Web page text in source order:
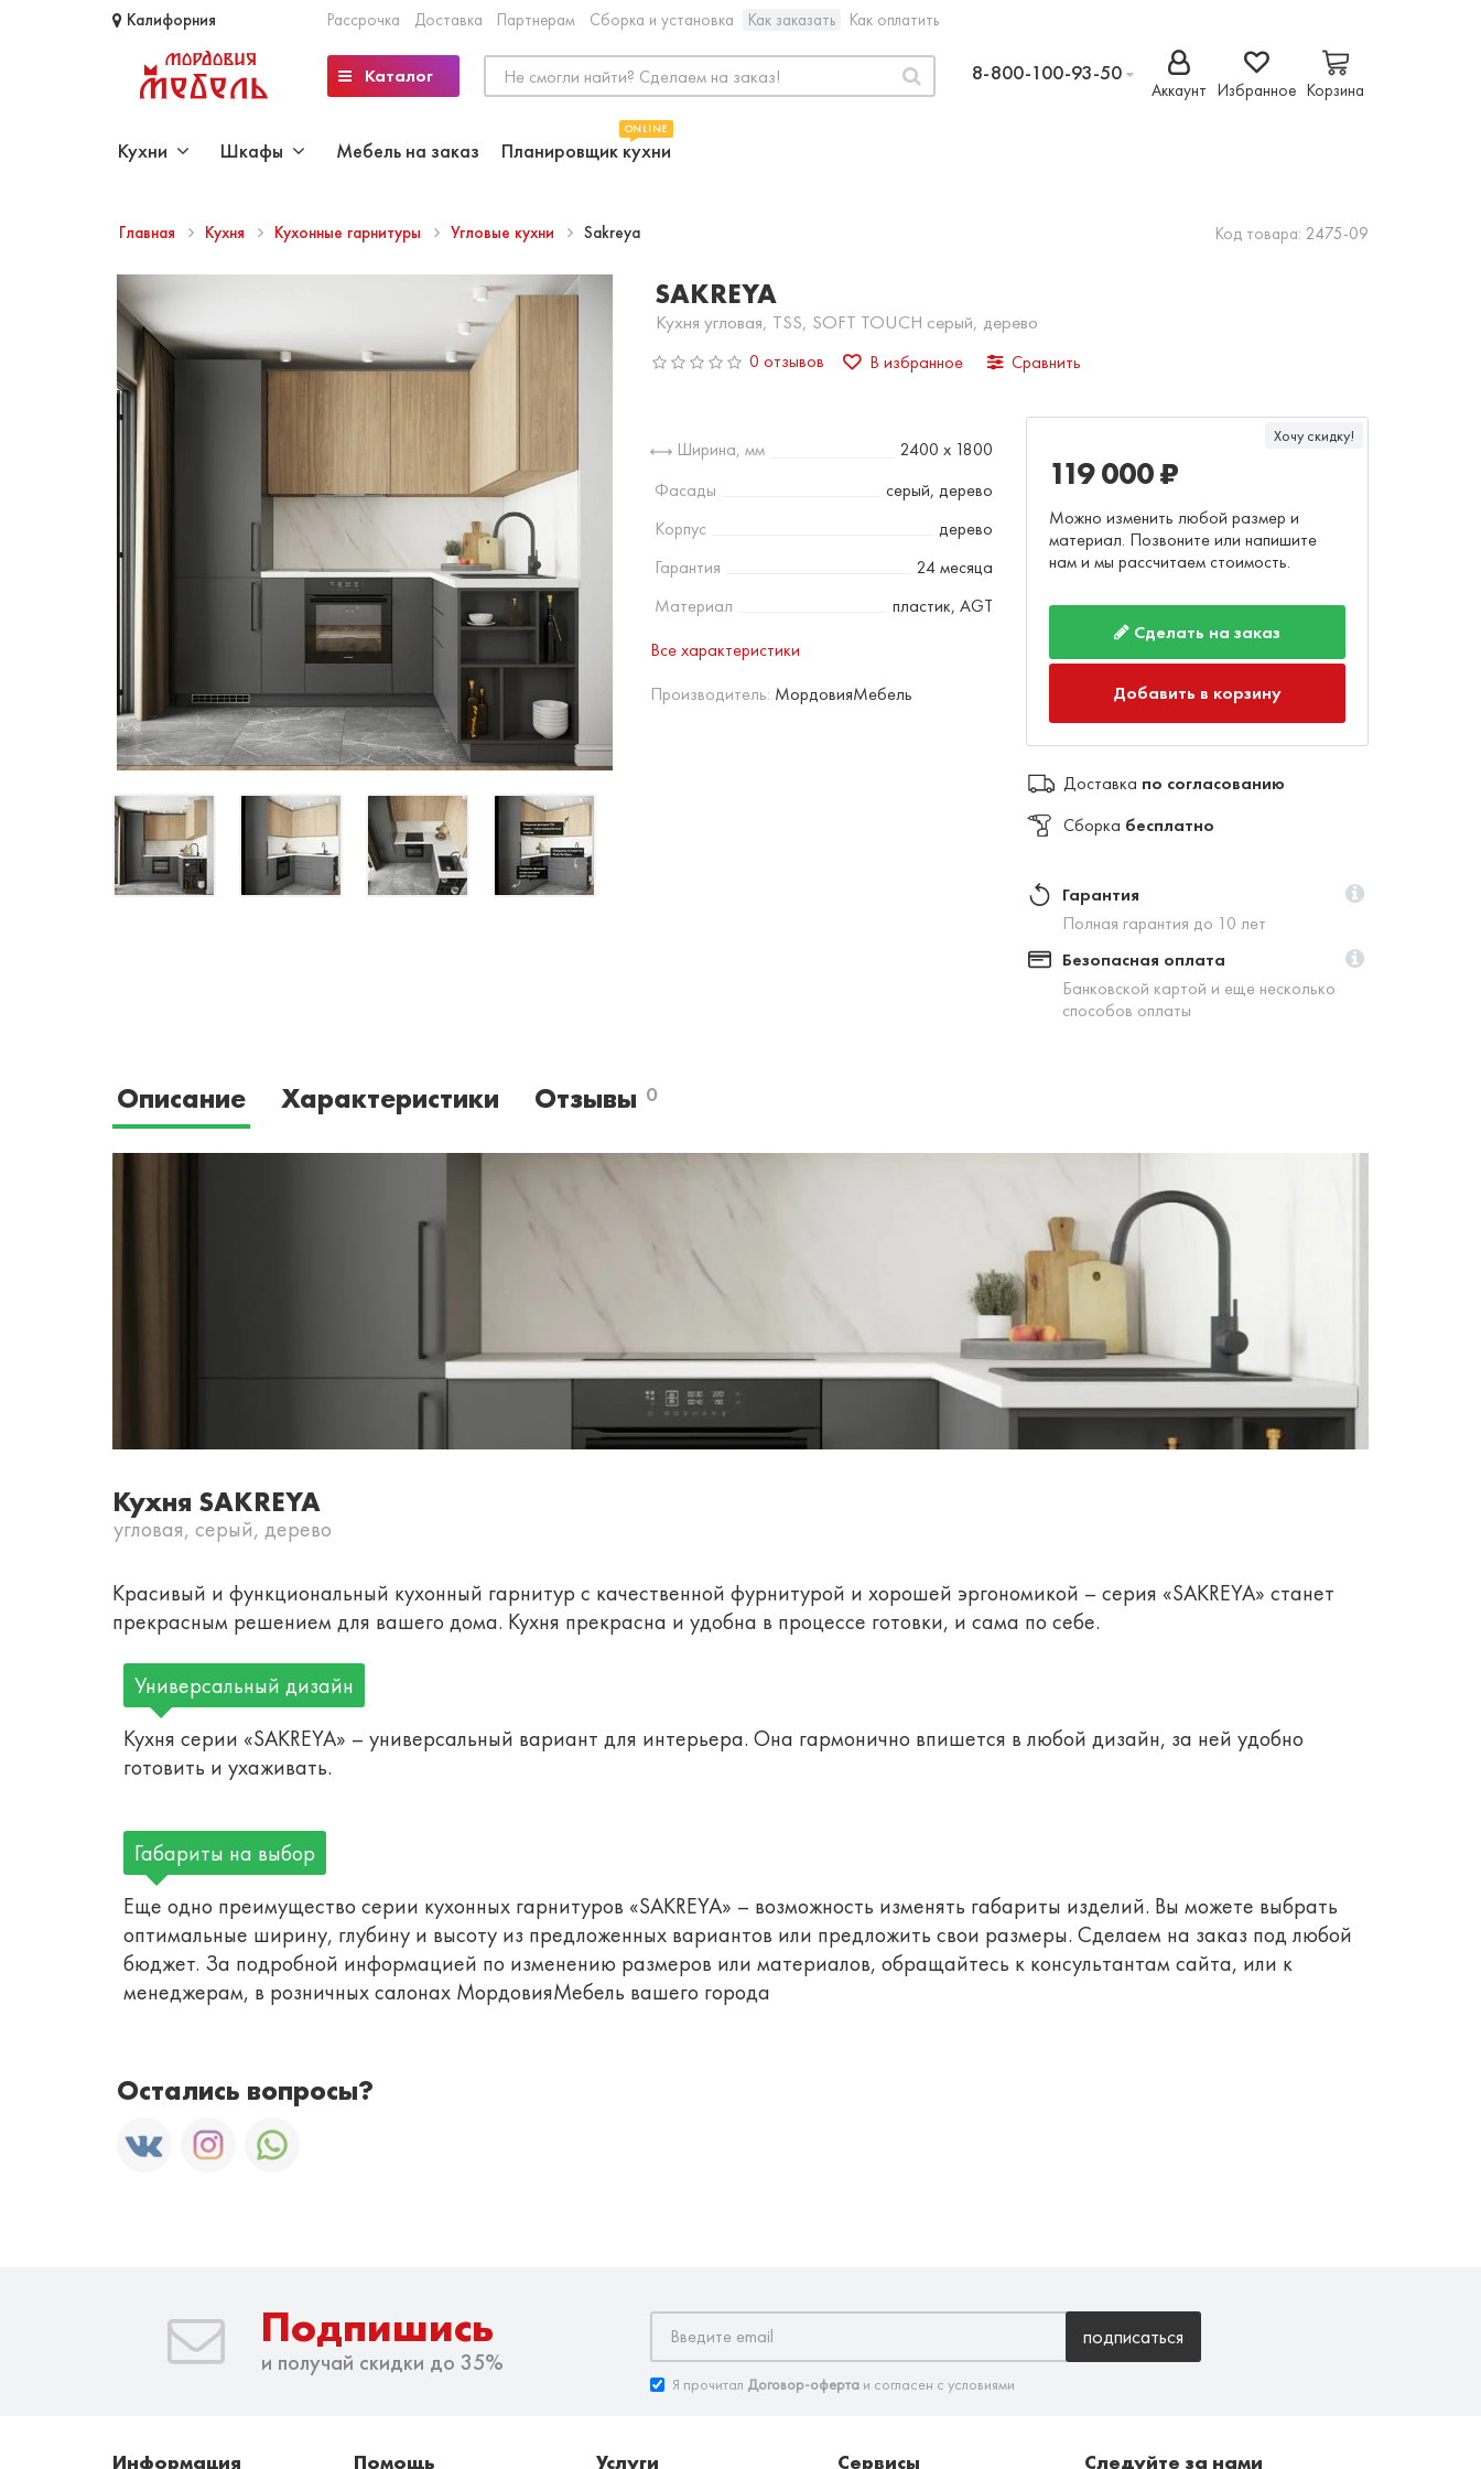
Калифорния Рассрочка Доставка Партнерам Сборка и установка Как заказать Как оплатить
Каталог 8-800-100-93-50
Аккаунт Избранное Корзина
Кухни Шкафы Мебель на заказ
ONLINE
Планировщик кухни
Главная Кухня Кухонные гарнитуры Угловые кухни Sakreya Код товара: 2475-09
SAKREYA
Кухня угловая, TSS, SOFT TOUCH серый, дерево
0 отзывов В избранное Сравнить
Ширина, мм
2400 х 1800
Фасады
серый, дерево
Корпус
дерево
Гарантия
24 месяца
Материал
пластик, AGT
Все характеристики
Производитель: МордовияМебель
Хочу скидку!
119 000 ₽
Можно изменить любой размер и
материал. Позвоните или напишите
нам и мы рассчитаем стоимость.
Сделать на заказ
Добавить в корзину
Доставка по согласованию
Сборка бесплатно
Гарантия
Полная гарантия до 10 лет
Безопасная оплата
Банковской картой и еще несколько
способов оплаты
Описание Характеристики Отзывы 0
Кухня SAKREYA
угловая, серый, дерево
Красивый и функциональный кухонный гарнитур с качественной фурнитурой и хорошей эргономикой – серия «SAKREYA» станет
прекрасным решением для вашего дома. Кухня прекрасна и удобна в процессе готовки, и сама по себе.
Универсальный дизайн
Кухня серии «SAKREYA» – универсальный вариант для интерьера. Она гармонично впишется в любой дизайн, за ней удобно
готовить и ухаживать.
Габариты на выбор
Еще одно преимущество серии кухонных гарнитуров «SAKREYA» – возможность изменять габариты изделий. Вы можете выбрать
оптимальные ширину, глубину и высоту из предложенных вариантов или предложить свои размеры. Сделаем на заказ под любой
бюджет. За подробной информацией по изменению размеров или материалов, обращайтесь к консультантам сайта, или к
менеджерам, в розничных салонах МордовияМебель вашего города
Остались вопросы?
Подпишись
и получай скидки до 35%
подписаться
Я прочитал Договор-офертаи согласен с условиями
Информация Помощь Услуги Сервисы Следуйте за нами